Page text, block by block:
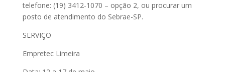
telefone: (19) 3412-1070 – opção 2, ou procurar um
posto de atendimento do Sebrae-SP.
SERVIÇO
Empretec Limeira